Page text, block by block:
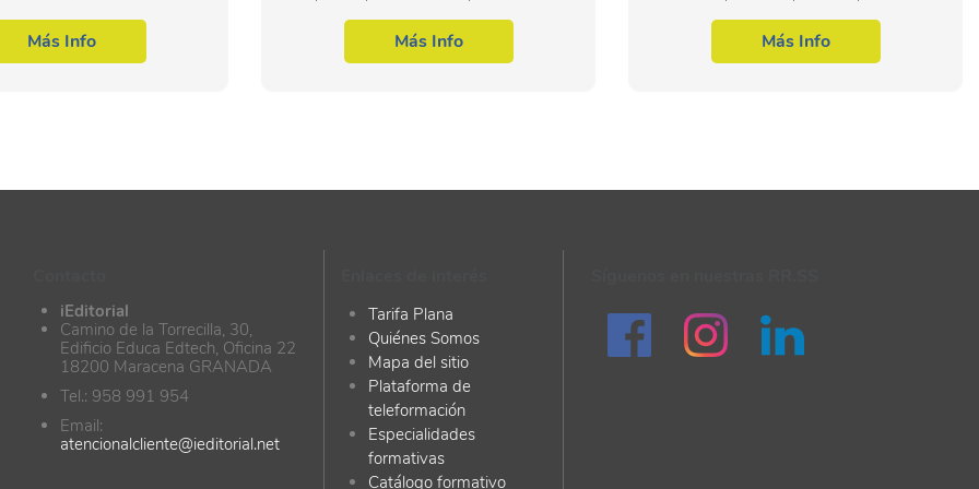
de elaboración de productos
y...Más Info
operaciones de producción, composición
y decoración, en...Más Info
materias primas, el almacenamiento, la
expedición y la...Más Info
iEditorial
Camino de la Torrecilla, 30,
Edificio Educa Edtech, Oficina 22
18200 Maracena GRANADA
Tel.: 958 991 954
Email:
atencionalcliente@ieditorial.net
Tarifa Plana
Quiénes Somos
Mapa del sitio
Plataforma de
teleformación
Especialidades
formativas
Catálogo formativo